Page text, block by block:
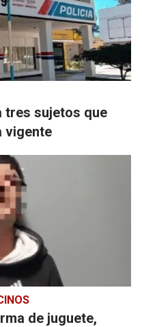
tres sujetos que
vigente
de juguete,